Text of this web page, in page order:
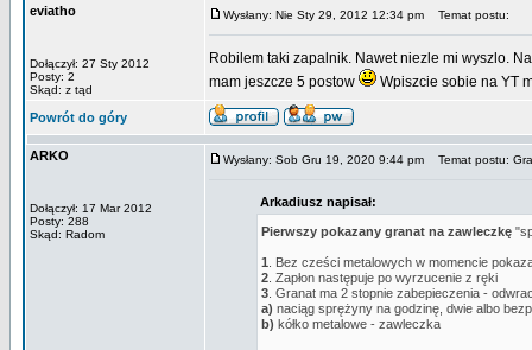
eviatho
Dołączył: 27 Sty 2012
Posty: 2
Skąd: z tąd
Wysłany: Nie Sty 29, 2012 12:34 pm Temat postu:
Robilem taki zapalnik. Nawet niezle mi wyszlo.
mam jeszcze 5 postow
Wpiszcie sobie na YT
Powrót do góry
ARKO
Dołączył: 17 Mar 2012
Posty: 288
Skąd: Radom
Wysłany: Sob Gru 19, 2020 9:44 pm Temat postu:
Arkadiusz napisał:
Pierwszy pokazany granat na zawleczkę
1 . Bez cześci metalowych w momencie
2 . Zapłon następuje po wyrzucenie z ręki
3 . Granat ma 2 stopnie zabepieczenia -
a) naciąg sprężyny na godzinę, dwie albo
b) kółko metalowe - zawleczka